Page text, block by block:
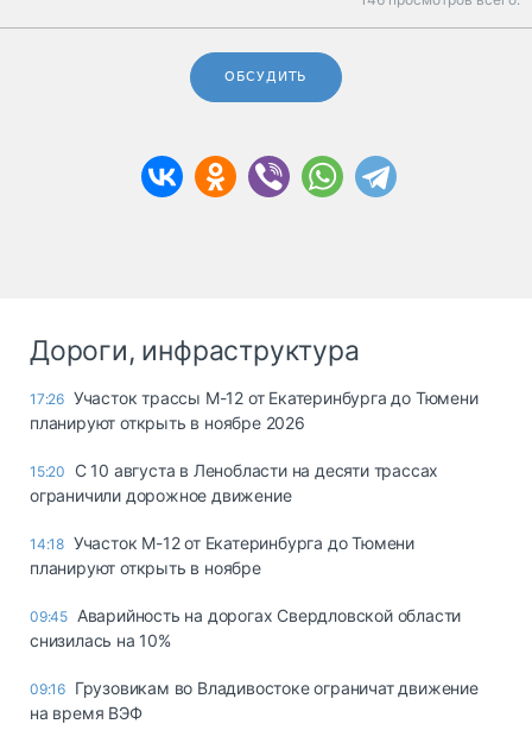
ОБСУДИТЬ
Дороги, инфраструктура
17:26 Участок трассы М-12 от Екатеринбурга до Тюмени
планируют открыть в ноябре 2026
15:20
С 10 августа в Ленобласти на десяти трассах
ограничили дорожное движение
14:18 Участок М-12 от Екатеринбурга до Тюмени
планируют открыть в ноябре
09:45 Аварийность на дорогах Свердловской области
снизилась на 10%
09:16 Грузовикам во Владивостоке ограничат движение
на время ВЭФ